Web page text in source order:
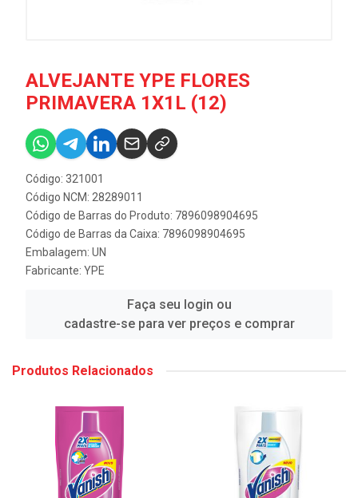
ALVEJANTE YPE FLORES
PRIMAVERA 1X1L (12)
Código: 321001
Código NCM: 28289011
Código de Barras do Produto: 7896098904695
Código de Barras da Caixa: 7896098904695
Embalagem: UN
Fabricante: YPE
Faça seu login ou
cadastre-se para ver preços e comprar
Produtos Relacionados